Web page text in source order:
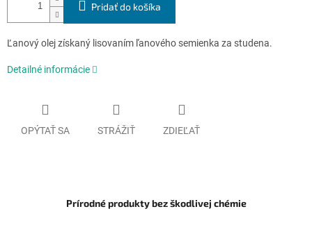
Pridať do košíka
Ľanový olej získaný lisovaním ľanového semienka za studena.
Detailné informácie
OPÝTAŤ SA STRÁŽIŤ ZDIEĽAŤ
Prírodné produkty bez škodlivej chémie